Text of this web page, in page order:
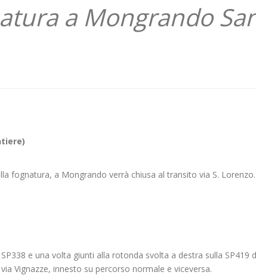
a Mongrando
fognatura, a Mongrando verrà chiusa al transito via S. Lorenzo.
e una volta giunti alla rotonda svolta a destra sulla SP419
Vignazze, innesto su percorso normale e viceversa.